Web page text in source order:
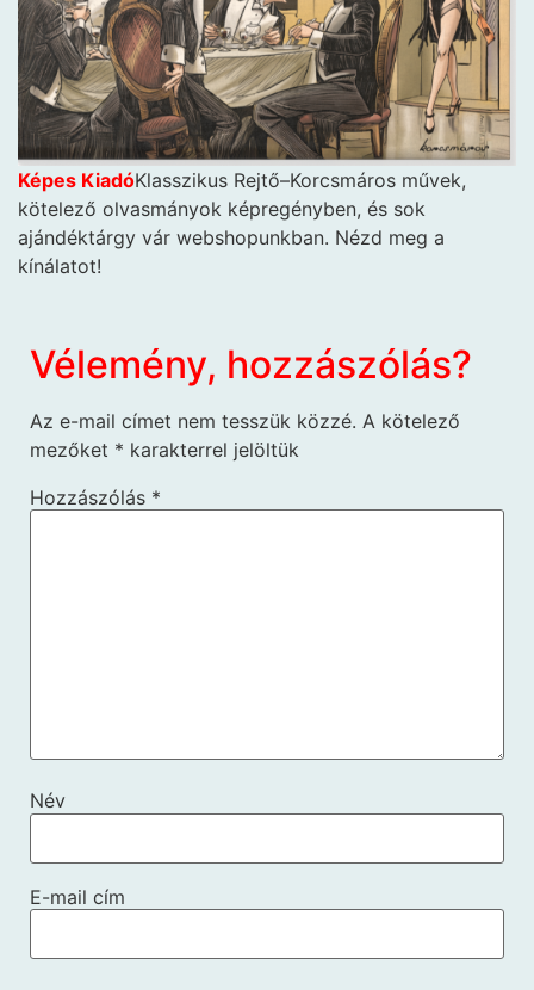
Képes KiadóKlasszikus Rejtő–Korcsmáros művek,
kötelező olvasmányok képregényben, és sok
ajándéktárgy vár webshopunkban. Nézd meg a
kínálatot!
Vélemény, hozzászólás?
Az e-mail címet nem tesszük közzé. A kötelező
mezőket * karakterrel jelöltük
Hozzászólás *
Név
E-mail cím